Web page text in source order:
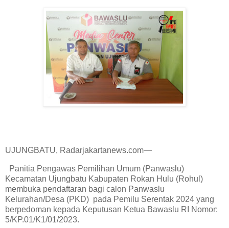
UJUNGBATU, Radarjakartanews.com—
Panitia Pengawas Pemilihan Umum (Panwaslu)
Kecamatan Ujungbatu Kabupaten Rokan Hulu (Rohul)
membuka pendaftaran bagi calon Panwaslu
Kelurahan/Desa (PKD) pada Pemilu Serentak 2024 yang
berpedoman kepada Keputusan Ketua Bawaslu RI Nomor:
5/KP.01/K1/01/2023.